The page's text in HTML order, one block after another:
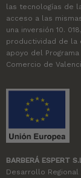
las tecnologías de
acceso a las
una inversión 10.
productividad de la
apoyo del
Comercio de
BARBERÁ ESPERT
Desarrollo